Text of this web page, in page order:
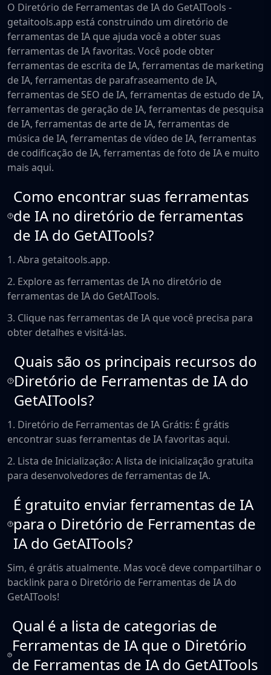
O Diretório de Ferramentas de IA do GetAITools -
getaitools.app está construindo um diretório de
ferramentas de IA que ajuda você a obter suas
ferramentas de IA favoritas. Você pode obter
ferramentas de escrita de IA, ferramentas de marketing
de IA, ferramentas de parafraseamento de IA,
ferramentas de SEO de IA, ferramentas de estudo de IA,
ferramentas de geração de IA, ferramentas de pesquisa
de IA, ferramentas de arte de IA, ferramentas de
música de IA, ferramentas de vídeo de IA, ferramentas
de codificação de IA, ferramentas de foto de IA e muito
mais aqui.
Como encontrar suas ferramentas
de IA no diretório de ferramentas
de IA do GetAITools?
1. Abra getaitools.app.
2. Explore as ferramentas de IA no diretório de
ferramentas de IA do GetAITools.
3. Clique nas ferramentas de IA que você precisa para
obter detalhes e visitá-las.
Quais são os principais recursos do
Diretório de Ferramentas de IA do
GetAITools?
1. Diretório de Ferramentas de IA Grátis: É grátis
encontrar suas ferramentas de IA favoritas aqui.
2. Lista de Inicialização: A lista de inicialização gratuita
para desenvolvedores de ferramentas de IA.
É gratuito enviar ferramentas de IA
para o Diretório de Ferramentas de
IA do GetAITools?
Sim, é grátis atualmente. Mas você deve compartilhar o
backlink para o Diretório de Ferramentas de IA do
GetAITools!
Qual é a lista de categorias de
Ferramentas de IA que o Diretório
de Ferramentas de IA do GetAITools